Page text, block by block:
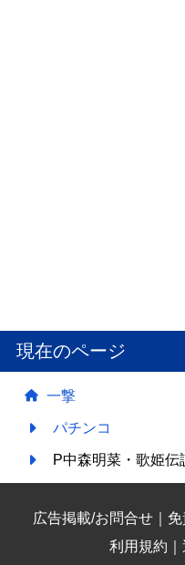
現在のページ
一撃
パチンコ
P中森明菜・歌姫
広告掲載/お問合せ ｜
利用規約 ｜